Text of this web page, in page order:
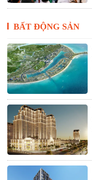
BẤT ĐỘNG SẢN